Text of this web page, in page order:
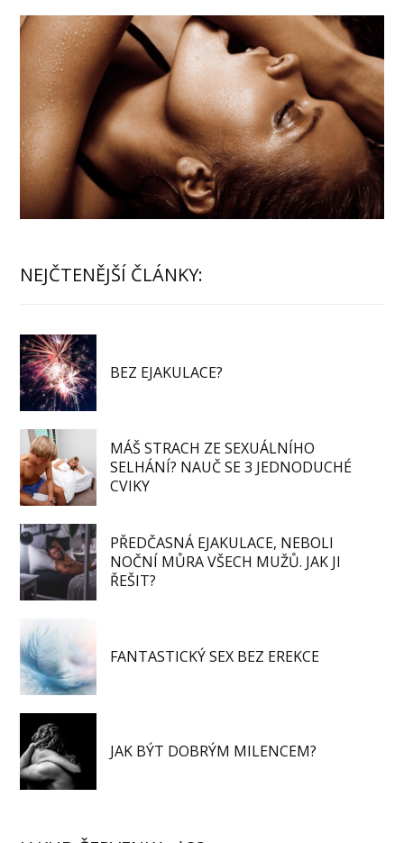
NEJČTENĚJŠÍ ČLÁNKY:
BEZ EJAKULACE?
MÁŠ STRACH ZE SEXUÁLNÍHO
SELHÁNÍ? NAUČ SE 3 JEDNODUCHÉ
CVIKY
PŘEDČASNÁ EJAKULACE, NEBOLI
NOČNÍ MŮRA VŠECH MUŽŮ. JAK JI
ŘEŠIT?
FANTASTICKÝ SEX BEZ EREKCE
JAK BÝT DOBRÝM MILENCEM?